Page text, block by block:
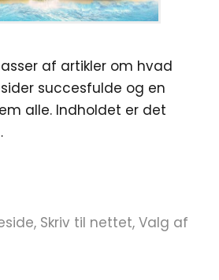
af artikler om hvad
succesfulde og en
alle. Indholdet er det
, Skriv til nettet,Valg af